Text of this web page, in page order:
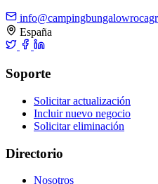
España
Soporte
Solicitar actualización
Incluir nuevo negocio
Solicitar eliminación
Directorio
Nosotros